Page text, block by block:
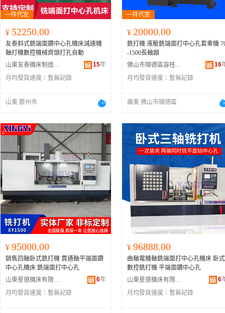
¥ 52250.00
友泰斜式銑端面鑽中心孔機床減速機
軸打機數控機械齊頭打孔自動
山東友泰機床制造有限公司
15年
月均發貨速度： 暫無記錄
山東 滕州市
¥ 20000.00
銑打機 液壓銑端面打中心孔套車機 70
-1500長軸類
佛山市順德區容桂科誠機械廠
16
月均發貨速度： 暫無記錄
廣東 佛山市順德區
¥ 95000.00
銷售四軸卧式銑打機 貫通軸平端面鑽
中心孔機床 銑端面打中心孔
山東星億機床有限公司
6年
月均發貨速度： 暫無記錄
¥ 96888.00
曲軸電機軸銑端面打中心孔機床 卧式
數控銑打機 平端面鑽中心孔
山東星億機床有限公司
6
月均發貨速度： 暫無記錄